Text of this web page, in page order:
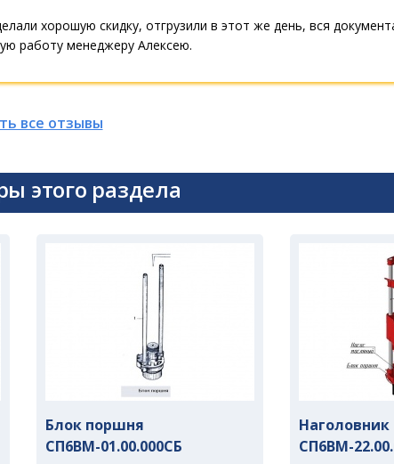
хорошую скидку, отгрузили в этот же день, вся
работу менеджеру Алексею.
все отзывы
этого раздела
Блок поршня
СП6ВМ-01.00.000СБ
Наголовник
СП6ВМ-